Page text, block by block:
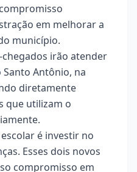
em melhorar a
município.
irão atender
Antônio, na
diretamente
que utilizam o
é investir no
Esses dois novos
compromisso em